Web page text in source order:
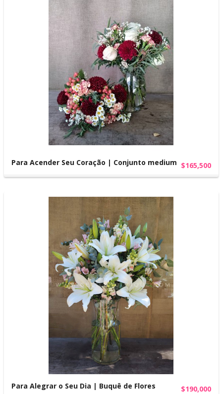
Para Acender Seu Coração | Conjunto medium $165,500
Para Alegrar o Seu Dia | Buquê de Flores $190,000